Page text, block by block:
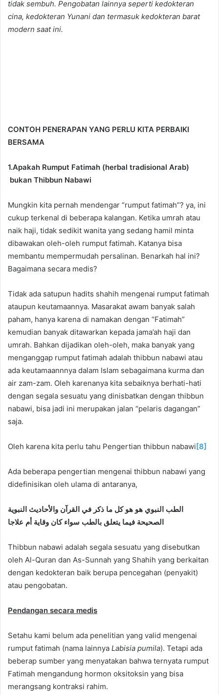
tidak sembuh. Pengobatan lainnya seperti kedokteran
cina, kedokteran Yunani dan termasuk kedokteran barat
modern saat ini.
CONTOH PENERAPAN YANG PERLU KITA PERBAIKI
BERSAMA
1.Apakah Rumput Fatimah (herbal tradisional Arab)
bukan Thibbun Nabawi
Mungkin kita pernah mendengar “rumput fatimah”? ya, ini
cukup terkenal di beberapa kalangan. Ketika umrah atau
naik haji, tidak sedikit wanita yang sedang hamil minta
dibawakan oleh-oleh rumput fatimah. Katanya bisa
membantu mempermudah persalinan. Benarkah hal ini?
Bagaimana secara medis?
Tidak ada satupun hadits shahih mengenai rumput fatimah
ataupun keutamaannya. Masarakat awam banyak salah
paham, hanya karena di namakan dengan “Fatimah”
kemudian banyak ditawarkan kepada jama’ah haji dan
umrah. Bahkan dijadikan oleh-oleh, maka banyak yang
menganggap rumput fatimah adalah thibbun nabawi atau
ada keutamaannnya dalam Islam sebagaimana kurma dan
air zam-zam. Oleh karenanya kita sebaiknya berhati-hati
dengan segala sesuatu yang dinisbatkan dengan thibbun
nabawi, bisa jadi ini merupakan jalan “pelaris dagangan”
saja.
Oleh karena kita perlu tahu Pengertian thibbun nabawi [8]
Ada beberapa pengertian mengenai thibbun nabawi yang
didefinisikan oleh ulama di antaranya,
الطب النبوي هو هو كل ما ذكر في القرآن والأحاديث النبوية
الصحيحة فيما يتعلق بالطب سواء كان وقاية أم علاجا
Thibbun nabawi adalah segala sesuatu yang disebutkan
oleh Al-Quran dan As-Sunnah yang Shahih yang berkaitan
dengan kedokteran baik berupa pencegahan (penyakit)
atau pengobatan.
Pendangan secara medis
Setahu kami belum ada penelitian yang valid mengenai
rumput fatimah (nama lainnya Labisia pumila). Tetapi ada
beberap sumber yang menyatakan bahwa ternyata rumput
Fatimah mengandung hormon oksitoksin yang bisa
merangsang kontraksi rahim.